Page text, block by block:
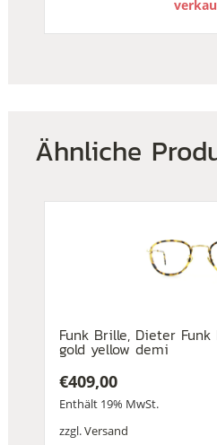
Ähnliche
Funk Brille, Dieter
gold yellow demi
€409,00
Enthält 19% MwSt.
zzgl.Versand